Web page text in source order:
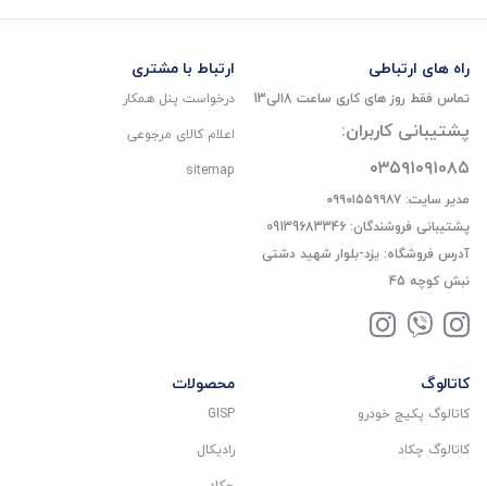
راه های ارتباطی
تماس فقط روز های کاری ساعت 8الی13
پشتیبانی کاربران:
۰۳۵۹۱۰۹۱۰۸۵
مدیر سایت: ۰۹۹۰۱۵۵۹۹۸۷
پشتیبانی فروشندگان: 09139683346
آدرس فروشگاه: یزد-بلوار شهید دشتی
نبش کوچه 45
ارتباط با مشتری
درخواست پنل همکار
اعلام کالای مرجوعی
sitemap
کاتالوگ
کاتالوگ پکیج خودرو
کاتالوگ چکاد
محصولات
GISP
رادیکال